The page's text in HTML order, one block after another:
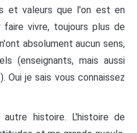
et valeurs que l'on est en
vivre, toujours plus de
absolument aucun sens,
(enseignants, mais aussi
Oui je sais vous connaissez
histoire. L'histoire de